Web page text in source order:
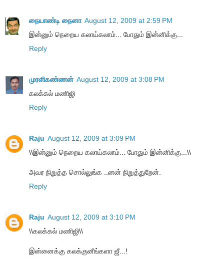
நையாண்டி நைனா August 12, 2009 at 2:59 PM
இன்னும் நெறைய கலாய்கலாம்... போதும் இன்னிக்கு...
Reply
முரளிகண்ணன் August 12, 2009 at 3:08 PM
கலக்கல் மணிஜி
Reply
Raju August 12, 2009 at 3:09 PM
\\இன்னும் நெறைய கலாய்கலாம்... போதும் இன்னிக்கு...\\
அவர நிறுத்த சொல்லுங்க ..னன் நிறுத்துறேன்.
Reply
Raju August 12, 2009 at 3:10 PM
\\கலக்கல் மணிஜி\\
இன்னைக்கு கலக்குனீங்களா ஜீ...!